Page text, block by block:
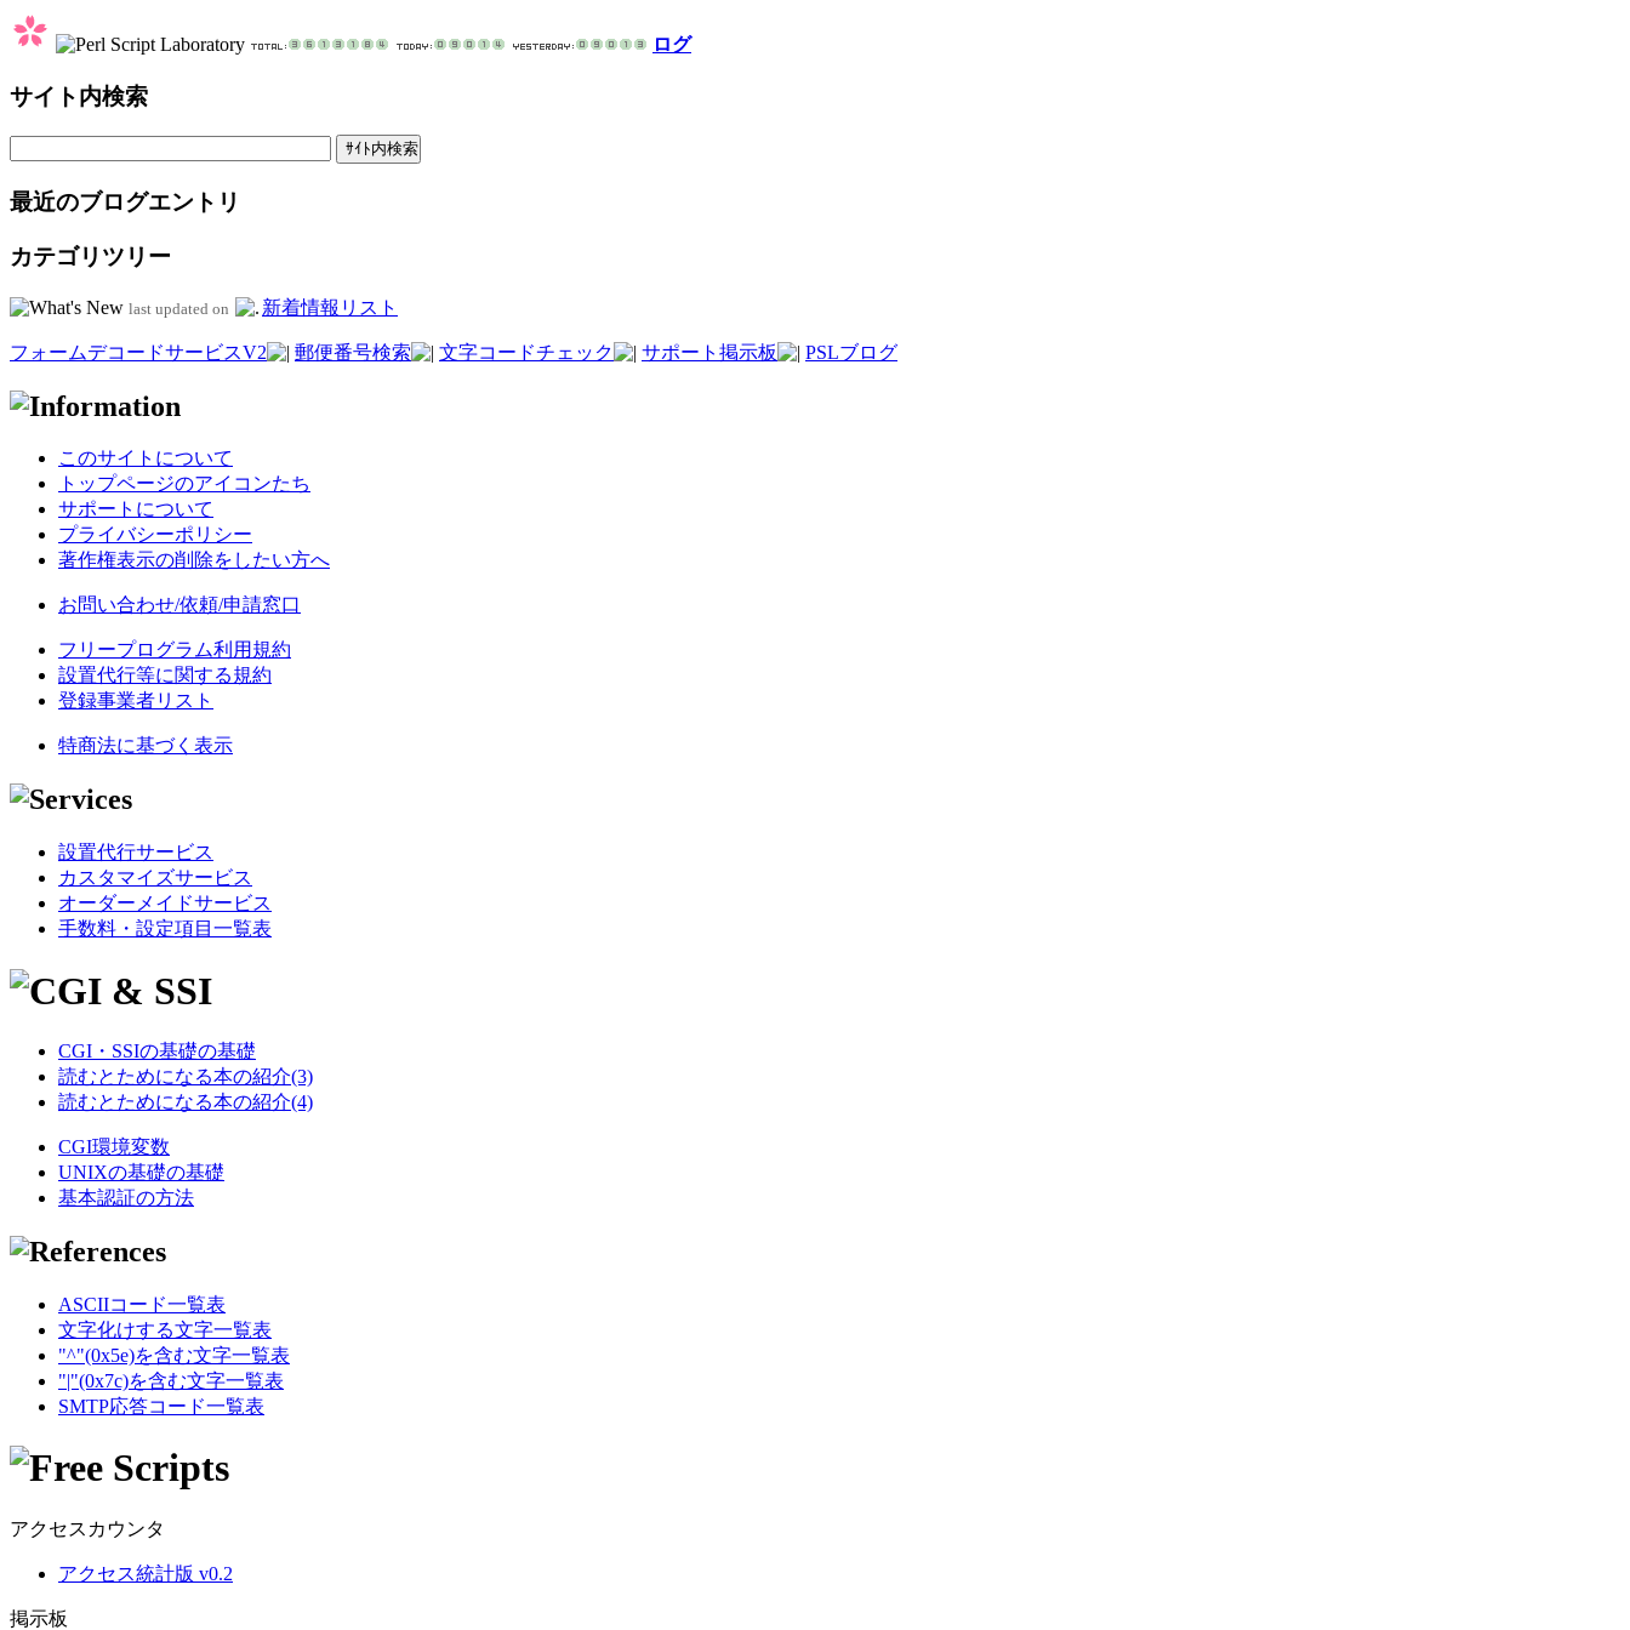
ログ
サイト内検索
最近のブログエントリ
カテゴリツリー
last updated on 新着情報リスト
フォームデコードサービスV2 郵便番号検索 文字コードチェック サポート掲示板 PSLブログ
このサイトについて
トップページのアイコンたち
サポートについて
プライバシーポリシー
著作権表示の削除をしたい方へ
お問い合わせ/依頼/申請窓口
フリープログラム利用規約
設置代行等に関する規約
登録事業者リスト
特商法に基づく表示
設置代行サービス
カスタマイズサービス
オーダーメイドサービス
手数料・設定項目一覧表
CGI・SSIの基礎の基礎
読むとためになる本の紹介(3)
読むとためになる本の紹介(4)
CGI環境変数
UNIXの基礎の基礎
基本認証の方法
ASCIIコード一覧表
文字化けする文字一覧表
"^"(0x5e)を含む文字一覧表
"|"(0x7c)を含む文字一覧表
SMTP応答コード一覧表
アクセスカウンタ
アクセス統計版 v0.2
掲示板